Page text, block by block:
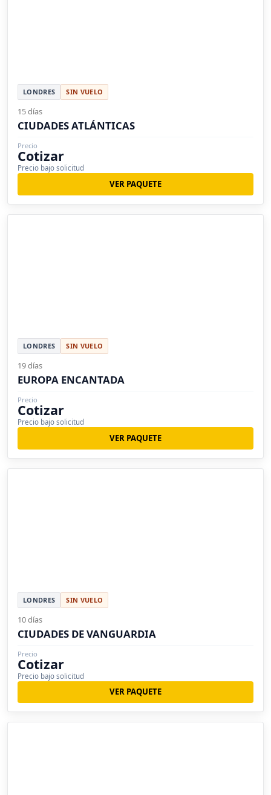
LONDRES SIN VUELO
15 días
CIUDADES ATLÁNTICAS
Precio
Cotizar
Precio bajo solicitud
VER PAQUETE
LONDRES SIN VUELO
19 días
EUROPA ENCANTADA
Precio
Cotizar
Precio bajo solicitud
VER PAQUETE
LONDRES SIN VUELO
10 días
CIUDADES DE VANGUARDIA
Precio
Cotizar
Precio bajo solicitud
VER PAQUETE